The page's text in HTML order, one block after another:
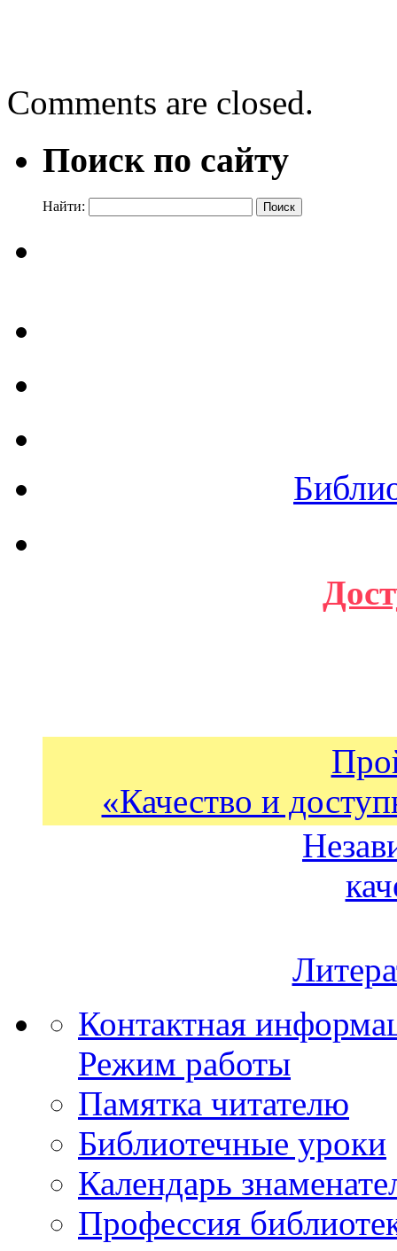
Comments are closed.
Поиск по сайту
Найти:
«Качество и
Контактная
Режим работы
Памятка читателю
Библиотечные уроки
Календарь
Профессия